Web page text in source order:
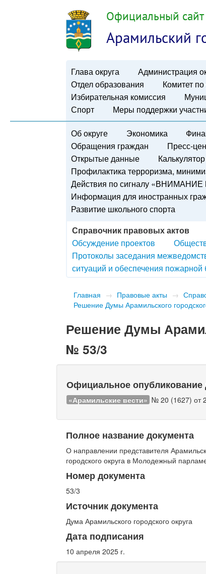
Официальный сайт
Арамильский
Глава округа Администрация
Отдел образования
Комитет
Избирательная комиссия
Спорт
Меры поддержки
Об округе Экономика
Обращения граждан
Пресс-
Открытые данные
Калькулятор
Профилактика терроризма,
Действия по сигналу
Информация для иностранных
Развитие школьного спорта
Справочник правовых актов
Обсуждение проектов
Протоколы заседания
ситуаций и обеспечения пожарной
Главная → Правовые акты →
Решение Думы Арамильского
Решение Думы
№ 53/3
Официальное опубликование
«Арамильские вести» № 20 (1627) от
Полное название документа
О направлении представителя
городского округа в Молодежный
Номер документа
53/3
Источник документа
Дума Арамильского городского округа
Дата подписания
10 апреля 2025 г.